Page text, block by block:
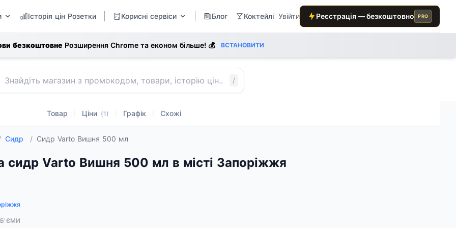
Історія цін Розетки Корисні сервіси Блог Коктейлі Увійти Реєстрація — безкоштовно PRO
безкоштовне Розширення Chrome та економ більше! 💰 ВСТАНОВИТИ
/
Товар Ціни (1) Графік Схожі
Сидр / Сидр Varto Вишня 500 мл
сидр Varto Вишня 500 мл в місті Запоріжжя